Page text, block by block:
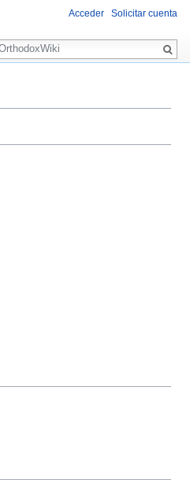
Acceder Solicitar cuenta